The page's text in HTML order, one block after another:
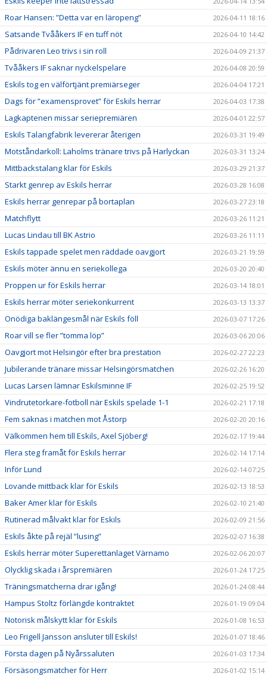
Roar Hansen: ”Detta var en läropeng” 2026-04-11 18:16
Satsande Tvååkers IF en tuff nöt 2026-04-10 14:42
Pådrivaren Leo trivs i sin roll 2026-04-09 21:37
Tvååkers IF saknar nyckelspelare 2026-04-08 20:59
Eskils tog en välförtjänt premiärseger 2026-04-04 17:21
Dags för ”examensprovet” för Eskils herrar 2026-04-03 17:38
Lagkaptenen missar seriepremiären 2026-04-01 22:57
Eskils Talangfabrik levererar återigen 2026-03-31 19:49
Motståndarkoll: Laholms tränare trivs på Harlyckan 2026-03-31 13:24
Mittbackstalang klar för Eskils 2026-03-29 21:37
Starkt genrep av Eskils herrar 2026-03-28 16:08
Eskils herrar genrepar på bortaplan 2026-03-27 23:18
Matchflytt 2026-03-26 11:21
Lucas Lindau till BK Astrio 2026-03-26 11:11
Eskils tappade spelet men räddade oavgjort 2026-03-21 19:59
Eskils möter ännu en seriekollega 2026-03-20 20:40
Proppen ur för Eskils herrar 2026-03-14 18:01
Eskils herrar möter seriekonkurrent 2026-03-13 13:37
Onödiga baklängesmål när Eskils föll 2026-03-07 17:26
Roar vill se fler ”tomma löp” 2026-03-06 20:06
Oavgjort mot Helsingör efter bra prestation 2026-02-27 22:23
Jubilerande tränare missar Helsingörsmatchen 2026-02-26 16:20
Lucas Larsen lämnar Eskilsminne IF 2026-02-25 19:52
Vindrutetorkare-fotboll när Eskils spelade 1-1 2026-02-21 17:18
Fem saknas i matchen mot Åstorp 2026-02-20 20:16
Välkommen hem till Eskils, Axel Sjöberg! 2026-02-17 19:44
Flera steg framåt för Eskils herrar 2026-02-14 17:14
Inför Lund 2026-02-14 07:25
Lovande mittback klar för Eskils 2026-02-13 18:53
Baker Amer klar för Eskils 2026-02-10 21:40
Rutinerad målvakt klar för Eskils 2026-02-09 21:56
Eskils åkte på rejäl ”lusing” 2026-02-07 16:38
Eskils herrar möter Superettanlaget Värnamo 2026-02-06 20:07
Olycklig skada i årspremiären 2026-01-24 17:25
Träningsmatcherna drar igång! 2026-01-24 08:44
Hampus Stoltz förlängde kontraktet 2026-01-19 09:04
Notorisk målskytt klar för Eskils 2026-01-08 16:53
Leo Frigell Jansson ansluter till Eskils! 2026-01-07 18:46
Första dagen på Nyårssaluten 2026-01-03 17:34
Försäsongsmatcher för Herr 2026-01-02 15:14